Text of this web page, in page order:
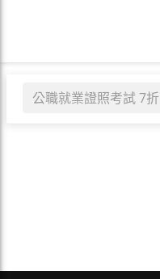
公職就業證照考試 7折